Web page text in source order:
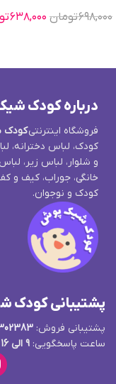
۶۹۸,۰۰۰تومان ۶۳۸,۰۰۰
درباره کودک
فروشگاه اینترنتی
کودک، لباس دخترانه،
و شلوار، لباس زیر،
خانگی، جوراب، کیف و
کودک و نوجوان.
پشتیبانی کودک
پشتیبانی فروش:
ساعت پاسخگویی: 9 الی 16